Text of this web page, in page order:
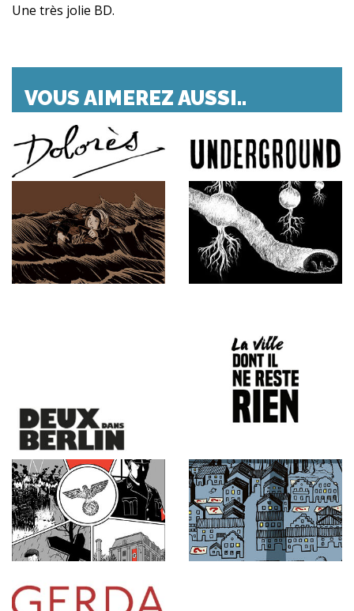
Une très jolie BD.
VOUS AIMEREZ AUSSI..